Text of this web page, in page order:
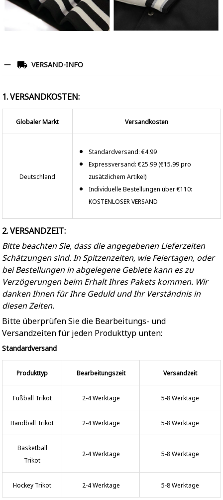
VERSAND-INFO
1. VERSANDKOSTEN:
Globaler Markt Versandkosten
Deutschland
Standardversand: €4.99
Expressversand: €25.99 (€15.99 pro
zusätzlichem Artikel)
Individuelle Bestellungen über €110:
KOSTENLOSER VERSAND
2. VERSANDZEIT:
Bitte beachten Sie, dass die angegebenen Lieferzeiten
Schätzungen sind. In Spitzenzeiten, wie Feiertagen, oder
bei Bestellungen in abgelegene Gebiete kann es zu
Verzögerungen beim Erhalt Ihres Pakets kommen. Wir
danken Ihnen für Ihre Geduld und Ihr Verständnis in
diesen Zeiten.
Bitte überprüfen Sie die Bearbeitungs- und
Versandzeiten für jeden Produkttyp unten:
Standardversand
Produkttyp Bearbeitungszeit Versandzeit
Fußball Trikot 2-4 Werktage 5-8 Werktage
Handball Trikot 2-4 Werktage 5-8 Werktage
Basketball
Trikot
2-4 Werktage 5-8 Werktage
Hockey Trikot 2-4 Werktage 5-8 Werktage